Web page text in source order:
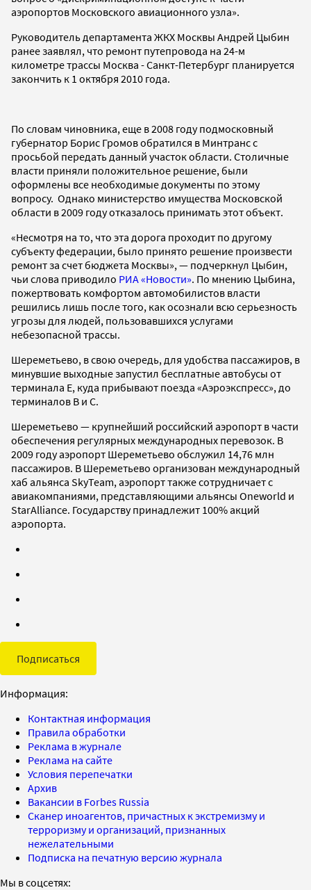
аэропортов Московского авиационного узла».
Руководитель департамента ЖКХ Москвы Андрей Цыбин
ранее заявлял, что ремонт путепровода на 24-м
километре трассы Москва - Санкт-Петербург планируется
закончить к 1 октября 2010 года.
По словам чиновника, еще в 2008 году подмосковный
губернатор Борис Громов обратился в Минтранс с
просьбой передать данный участок области. Столичные
власти приняли положительное решение, были
оформлены все необходимые документы по этому
вопросу. Однако министерство имущества Московской
области в 2009 году отказалось принимать этот объект.
«Несмотря на то, что эта дорога проходит по другому
субъекту федерации, было принято решение произвести
ремонт за счет бюджета Москвы», — подчеркнул Цыбин,
чьи слова приводило РИА «Новости». По мнению Цыбина,
пожертвовать комфортом автомобилистов власти
решились лишь после того, как осознали всю серьезность
угрозы для людей, пользовавшихся услугами
небезопасной трассы.
Шереметьево, в свою очередь, для удобства пассажиров, в
минувшие выходные запустил бесплатные автобусы от
терминала Е, куда прибывают поезда «Аэроэкспресс», до
терминалов В и С.
Шереметьево — крупнейший российский аэропорт в части
обеспечения регулярных международных перевозок. В
2009 году аэропорт Шереметьево обслужил 14,76 млн
пассажиров. В Шереметьево организован международный
хаб альянса SkyTeam, аэропорт также сотрудничает с
авиакомпаниями, представляющими альянсы Oneworld и
StarAlliance. Государству принадлежит 100% акций
аэропорта.
Подписаться
Информация:
Контактная информация
Правила обработки
Реклама в журнале
Реклама на сайте
Условия перепечатки
Архив
Вакансии в Forbes Russia
Сканер иноагентов, причастных к экстремизму и
терроризму и организаций, признанных
нежелательными
Подписка на печатную версию журнала
Мы в соцсетях: